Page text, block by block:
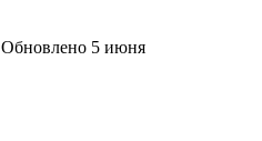
Обновлено 5 июня